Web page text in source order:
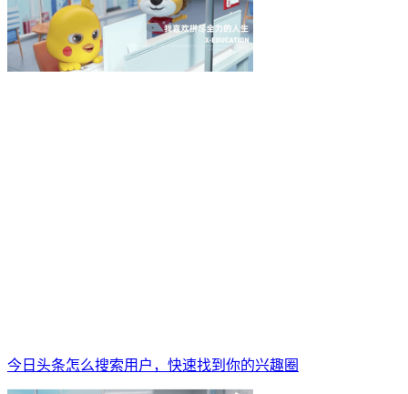
今日头条怎么搜索用户，快速找到你的兴趣圈